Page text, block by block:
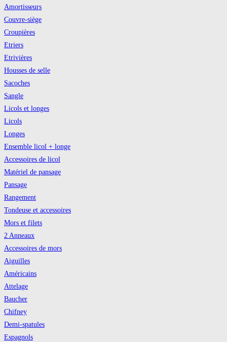
Amortisseurs
Couvre-siège
Croupières
Etriers
Etrivières
Housses de selle
Sacoches
Sangle
Licols et longes
Licols
Longes
Ensemble licol + longe
Accessoires de licol
Matériel de pansage
Pansage
Rangement
Tondeuse et accessoires
Mors et filets
2 Anneaux
Accessoires de mors
Aiguilles
Américains
Attelage
Baucher
Chifney
Demi-spatules
Espagnols